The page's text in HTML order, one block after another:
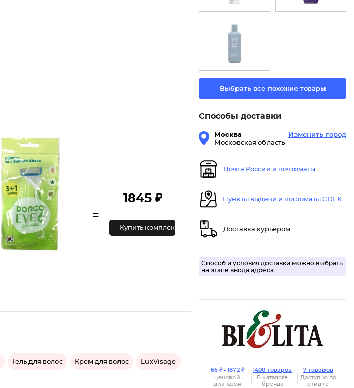
=
1845 ₽
Купить комплект
Гель для волос Крем для волос LuxVisage
Выбрать все похожие товары
Способы доставки
Москва
Московская область
Изменить город
Почта России и почтоматы
Пункты выдачи и постоматы CDEK
Доставка курьером
Способ и условия доставки можно выбрать
на этапе ввода адреса
66 ₽ - 1872 ₽
ценовой
диапазон
1400 товаров
В каталоге
бренда
7 товаров
Доступно по
скидке